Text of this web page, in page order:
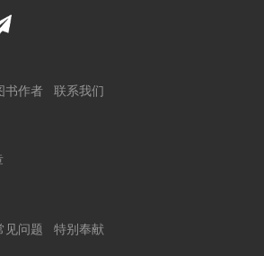
书作者 联系我们
见问题 特别奉献